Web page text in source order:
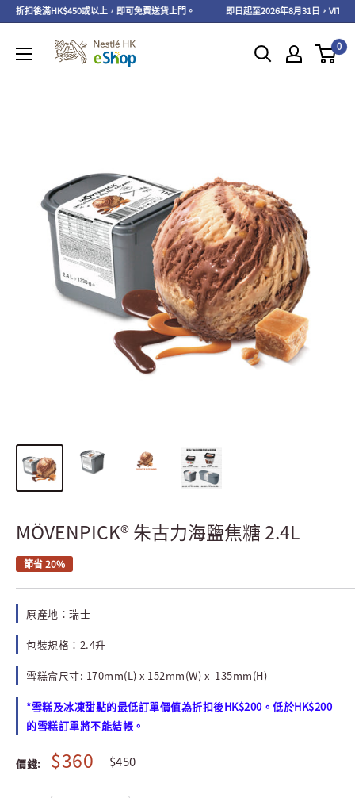
折扣後滿HK$450或以上，即可免費送貨上門。 即日起至2026年8月31日，VITAL
0
MÖVENPICK® 朱古力海鹽焦糖 2.4L
節省 20%
原產地：瑞士
包裝規格：2.4升
雪糕盒尺寸: 170mm(L) x 152mm(W) x 135mm(H)
*雪糕及冰凍甜點的最低訂單價值為折扣後HK$200。低於HK$200
的雪糕訂單將不能結帳。
價錢: $360 $450